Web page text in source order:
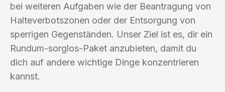
bei weiteren Aufgaben wie der Beantragung von
Halteverbotszonen oder der Entsorgung von
sperrigen Gegenständen. Unser Ziel ist es, dir ein
Rundum-sorglos-Paket anzubieten, damit du
dich auf andere wichtige Dinge konzentrieren
kannst.